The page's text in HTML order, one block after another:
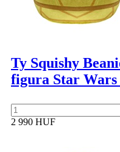
Ty Squishy
figura Star Wars
2 990 HUF